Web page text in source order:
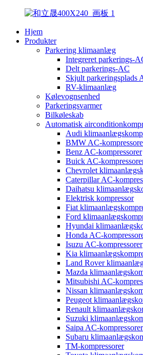
Hjem
Produkter
Parkering klimaanlæg
Integreret parkerings-
Delt parkerings-AC
Skjult parkeringsplads
RV-klimaanlæg
Kølevognsenhed
Parkeringsvarmer
Bilkøleskab
Automatisk
Audi
BMW AC-
Benz AC-kompressorer
Buick AC-
Chevrolet
Caterpillar AC-
Daihatsu
Elektrisk kompressor
Fiat
Ford
Hyundai
Honda AC-
Isuzu AC-kompressorer
Kia
Land Rover
Mazda
Mitsubishi AC-
Nissan
Peugeot
Renault
Suzuki
Saipa AC-kompressorer
Subaru
TM-kompressorer